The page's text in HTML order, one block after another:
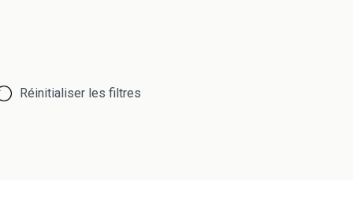
Réinitialiser les filtres